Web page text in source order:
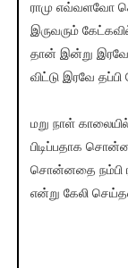
ராமு எவ்வளவோ
இருவரும்
தான் இன்று
விட்டு இரவே
மறு நாள்
பிடிப்பதாக
சொன்னதை நம்பி
என்று கேலி